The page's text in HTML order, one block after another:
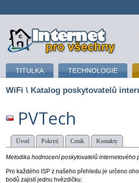
připojení k internetu
TITULKA TECHNOLOGIE
WiFi \ Katalog poskytovatelů
PVTech
Úvod Pokrytí Ceník Kontakty
Metodika hodnocení poskytovatelů internetového
Pro každého ISP z našeho přehledu je určeno
bodů zajistí jednu hvězdičku: